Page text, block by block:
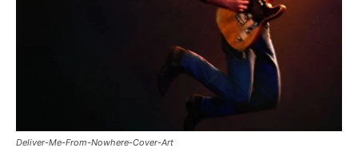
Deliver-Me-From-Nowhere-Cover-Art